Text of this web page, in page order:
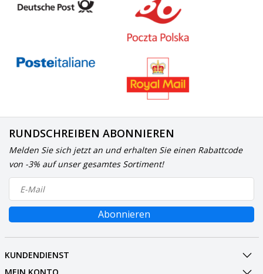
RUNDSCHREIBEN ABONNIEREN
Melden Sie sich jetzt an und erhalten Sie einen Rabattcode
von -3% auf unser gesamtes Sortiment!
Abonnieren
KUNDENDIENST